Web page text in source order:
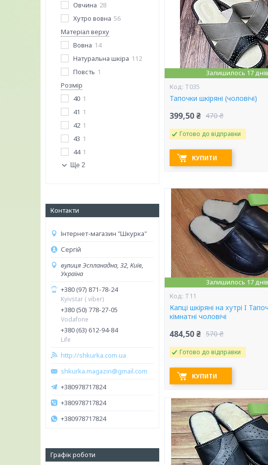
Овчина 28
Хутро вовна 56
Матеріал верху
Вовна 14
Натуральна шкіра 112
Повсть 1
Розмір
40 1
41 1
42 1
43 1
44 1
Ще 2
Контакти
Інтернет-магазин "Шкурка"
Сергій
вулиця Эспланадна, 32, Київ,
Україна
+380 (97) 871-78-24
Kyivstar ( viber)
+380 (50) 778-27-05
Vodafone
+380 (63) 612-94-84
Life
http://shkurka.com.ua
shkurka.magazin@gmail.com
+380978717824
+380978717824
+380978717824
Графік роботи
Залишилось 17 днів
Т035
Тапочки шкіряні (чоловічі)
399,50 ₴ 470 ₴
Готово до відправки
КУПИТИ
Залишилось 17 днів
Т11
Капці шкіряні на хутрі I
кімнатні чоловічі
484,50 ₴ 570 ₴
Готово до відправки
КУПИТИ